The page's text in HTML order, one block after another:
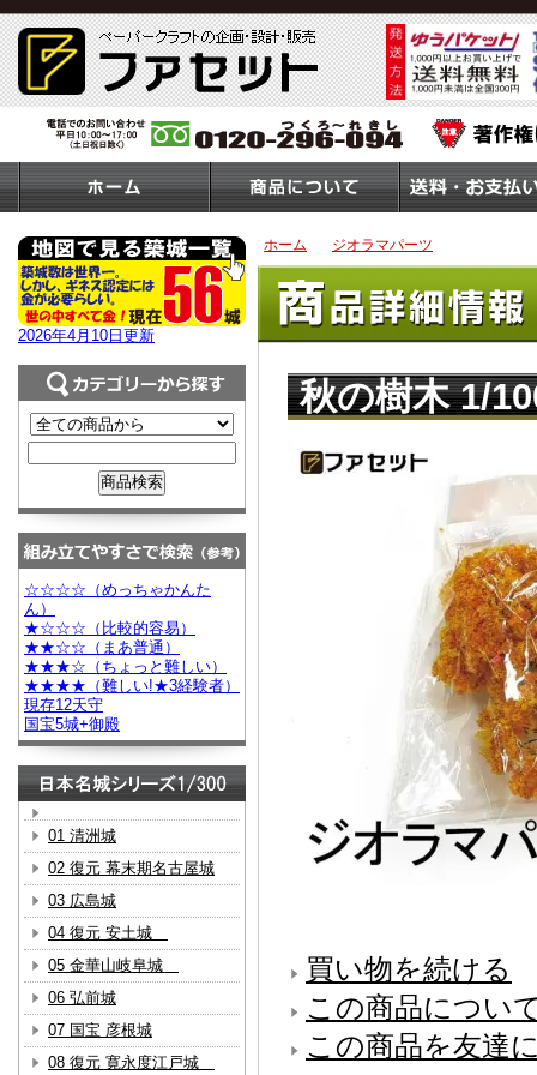
ホーム ジオラマパーツ
秋の樹木 1/
買い物を続ける
この商品につい
この商品を友達
2026年4月10日更新
☆☆☆☆（めっちゃかんた
ん）
★☆☆☆（比較的容易）
★★☆☆（まあ普通）
★★★☆（ちょっと難しい）
★★★★（難しい!★3経験者）
現存12天守
国宝5城+御殿
01 清洲城
02 復元 幕末期名古屋城
03 広島城
04 復元 安土城
05 金華山岐阜城
06 弘前城
07 国宝 彦根城
08 復元 寛永度江戸城